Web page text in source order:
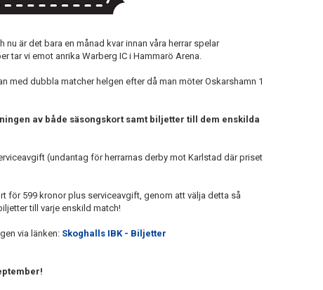
är det bara en månad kvar innan våra herrar spelar
tar vi emot anrika Warberg IC i Hammarö Arena.
med dubbla matcher helgen efter då man möter Oskarshamn 1
av både säsongskort samt biljetter till dem enskilda
(undantag för herrarnas derby mot Karlstad där priset
för 599 kronor plus serviceavgift, genom att välja detta så
till varje enskild match!
via länken: Skoghalls IBK - Biljetter